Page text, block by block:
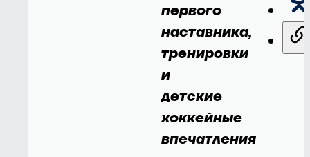
первого
наставника,
тренировки
и
детские
хоккейные
впечатления